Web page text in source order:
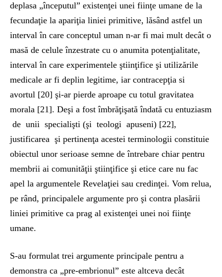
deplasa „începutul” existenţei unei fiinţe umane de la
fecundaţie la apariţia liniei primitive, lăsând astfel un
interval în care conceptul uman n-ar fi mai mult decât o
masă de celule înzestrate cu o anumita potenţialitate,
interval în care experimentele ştiinţifice şi utilizările
medicale ar fi deplin legitime, iar contracepţia si
avortul [20] şi-ar pierde aproape cu totul gravitatea
morala [21]. Deşi a fost îmbrăţişată îndată cu entuziasm
de unii specialişti (şi teologi apuseni) [22],
justificarea şi pertinenţa acestei terminologii constituie
obiectul unor serioase semne de întrebare chiar pentru
membrii ai comunităţii ştiinţifice şi etice care nu fac
apel la argumentele Revelaţiei sau credinţei. Vom relua,
pe rând, principalele argumente pro şi contra plasării
liniei primitive ca prag al existenţei unei noi fiinţe
umane.
S-au formulat trei argumente principale pentru a
demonstra ca „pre-embrionul” este altceva decât